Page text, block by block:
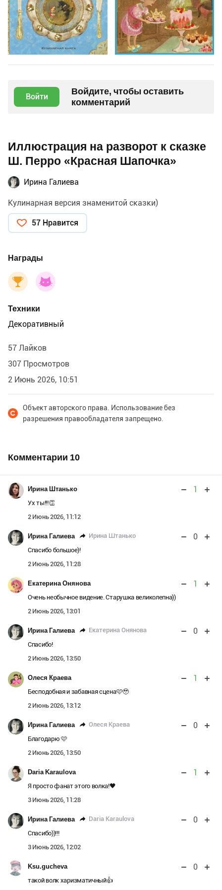
Войти
Войдите, чтобы оставить
комментарий
Иллюстрация на разворот к сказке
Ш. Перро «Красная Шапочка»
Ирина Галиева
Кулинарная версия знаменитой сказки)
57 Нравится
Награды
Техники
Декоративный
57 Лайков
307 Просмотров
2 Июнь 2026, 10:51
Объект авторского права. Использование без
разрешения правообладателя запрещено.
Комментарии 10
Ирина Штанько 1
Ух ты!!!👏
2 Июнь 2026, 11:12
Ирина Галиева Ирина Штанько 0
Спасибо большое)!
2 Июнь 2026, 11:28
Екатерина Онянова 1
Очень необычное видение. Старушка великолепна))
2 Июнь 2026, 13:01
Ирина Галиева Екатерина Онянова 0
Спасибо!
2 Июнь 2026, 13:50
Олеся Краева 1
Бесподобная и забавная сцена🩷🥹
2 Июнь 2026, 13:12
Ирина Галиева Олеся Краева 0
Благодарю 🩷
2 Июнь 2026, 13:50
Daria Karaulova 1
Я просто фанат этого волка!🖤
3 Июнь 2026, 11:28
Ирина Галиева Daria Karaulova 0
Спасибо))!!!
3 Июнь 2026, 12:02
Ksu.gucheva 0
такой волк харизматичный👍